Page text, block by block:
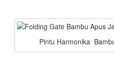
Pintu Harmonika